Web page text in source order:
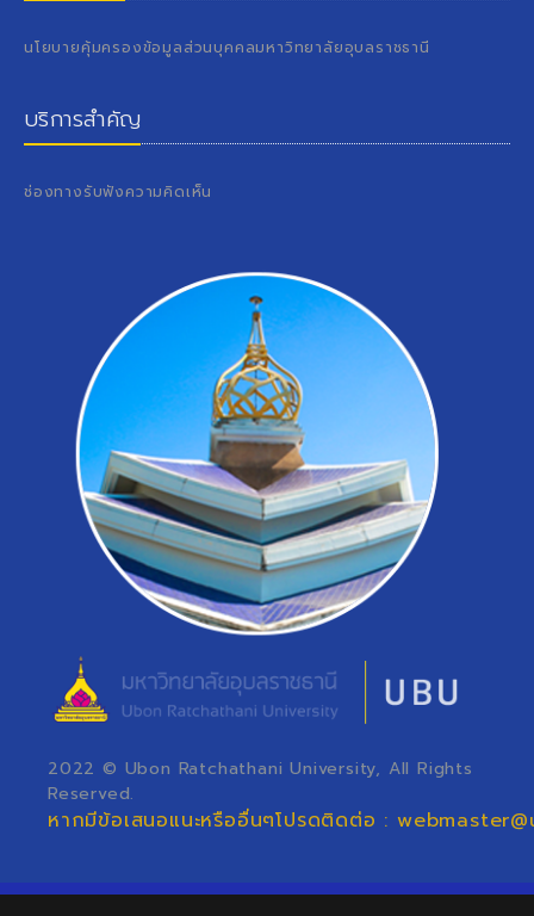
นโยบายคุ้มครองข้อมูลส่วนบุคคลมหาวิทยาลัยอุบลราชธานี
บริการสำคัญ
ช่องทางรับฟังความคิดเห็น
2022 © Ubon Ratchathani University, All Rights
Reserved.
หากมีข้อเสนอแนะหรืออื่นๆโปรดติดต่อ :